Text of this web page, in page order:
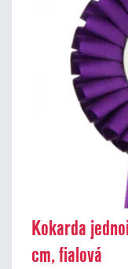
Kokarda
cm, fialová